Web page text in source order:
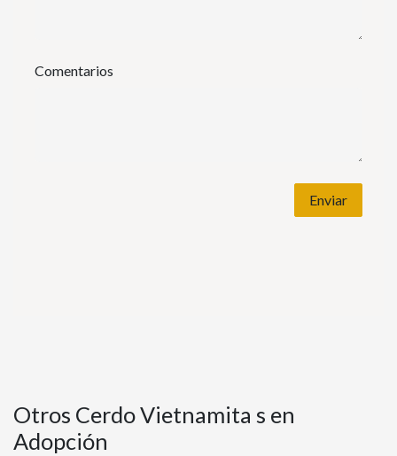
Comentarios
Enviar
Otros Cerdo Vietnamita s en
Adopción